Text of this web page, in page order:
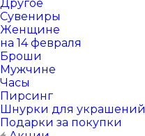
Другое
Сувениры
Женщине
на 14 февраля
Броши
Мужчине
Часы
Пирсинг
Шнурки для украшений
Подарки за покупки